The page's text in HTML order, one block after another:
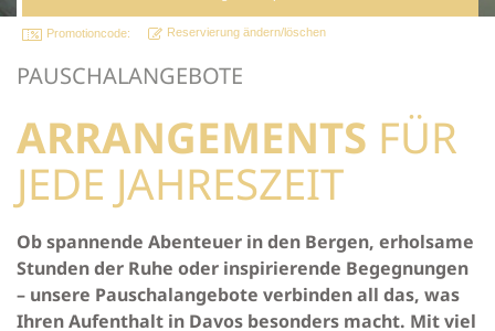
Promotioncode: Reservierung ändern/löschen
PAUSCHALANGEBOTE
ARRANGEMENTS FÜR
JEDE JAHRESZEIT
Ob spannende Abenteuer in den Bergen, erholsame
Stunden der Ruhe oder inspirierende Begegnungen
– unsere Pauschalangebote verbinden all das, was
Ihren Aufenthalt in Davos besonders macht. Mit viel